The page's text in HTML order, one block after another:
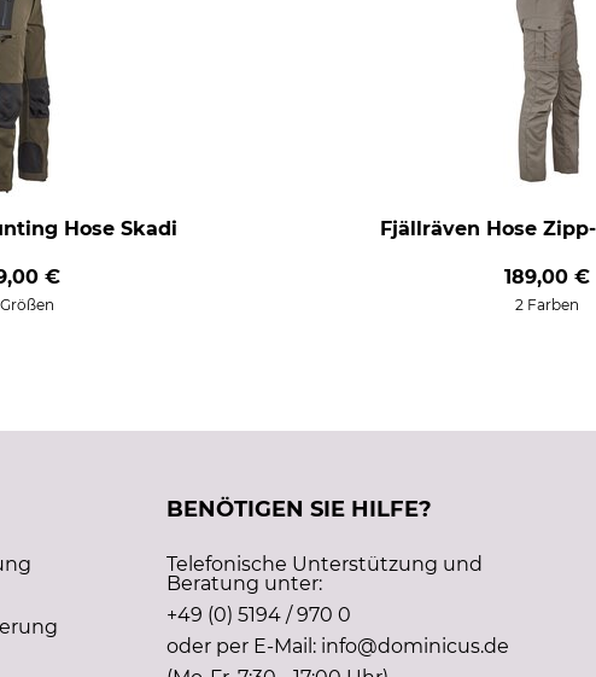
Hose Skadi
€
Größen
Fjällräven Hose
189,00 €
2 Farben
BENÖTIGEN SIE HILFE?
Telefonische Unterstützung und
Beratung unter:
+49 (0) 5194 / 970 0
oder per E-Mail: info@dominicus.de